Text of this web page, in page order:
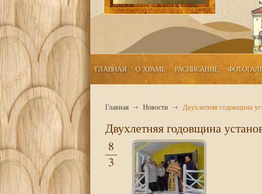
ГЛАВНАЯ О ХРАМЕ РАСПИСАНИЕ
Главная Новости Двухлетняя годовщина
Двухлетняя годовщина
8
3